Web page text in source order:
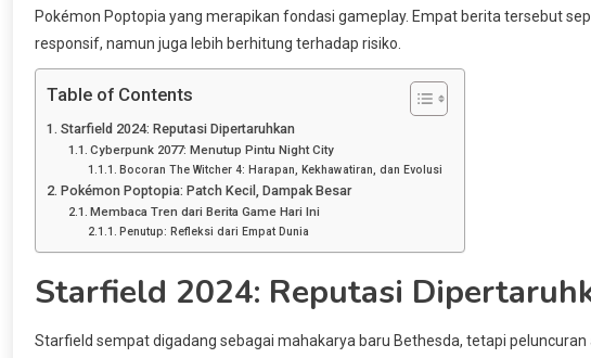
Pokémon Poptopia yang merapikan fondasi gameplay. Empat berita tersebut
responsif, namun juga lebih berhitung terhadap risiko.
Table of Contents
Starfield 2024: Reputasi Dipertaruhkan
Cyberpunk 2077: Menutup Pintu Night City
Bocoran The Witcher 4: Harapan, Kekhawatiran, dan Evolusi
Pokémon Poptopia: Patch Kecil, Dampak Besar
Membaca Tren dari Berita Game Hari Ini
Penutup: Refleksi dari Empat Dunia
Starfield 2024: Reputasi
Starfield sempat digadang sebagai mahakarya baru Bethesda, tetapi